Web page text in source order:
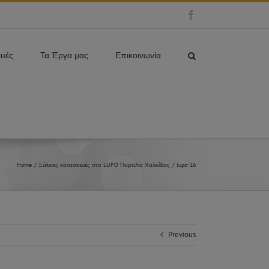
Τα Έργα μας Επικοινωνία
Home Ξύλινες κατασκευές στο LUPO Παραλία Χαλκίδας lupo-16
Previous